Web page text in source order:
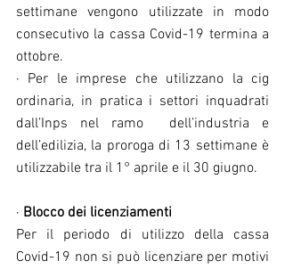
settimane vengono utilizzate in modo
consecutivo la cassa Covid-19 termina a
ottobre.
· Per le imprese che utilizzano la cig
ordinaria, in pratica i settori inquadrati
dall’Inps nel ramo  dell’industria e
dell’edilizia, la proroga di 13 settimane è
utilizzabile tra il 1° aprile e il 30 giugno.
· Blocco dei licenziamenti
Per il periodo di utilizzo della cassa
Covid-19 non si può licenziare per motivi